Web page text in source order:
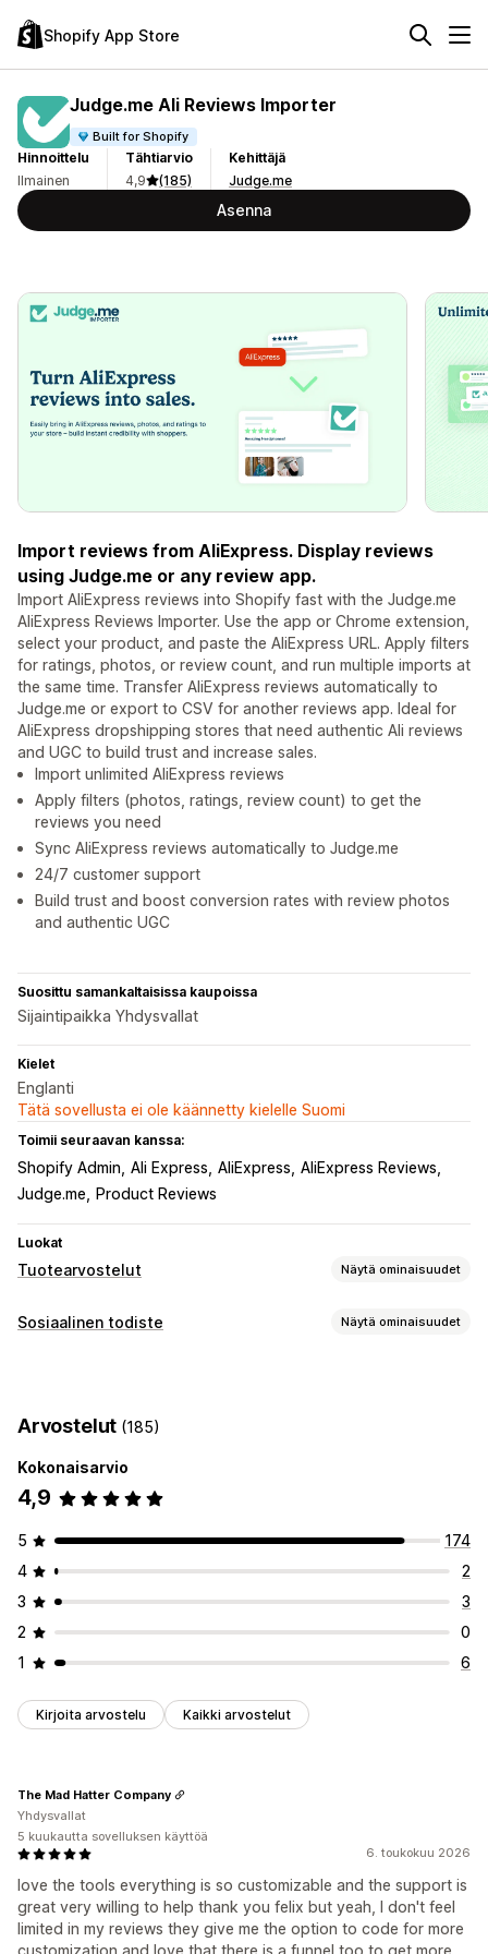
Shopify App Store
Judge.me Ali Reviews Importer
Built for Shopify
Hinnoittelu
Ilmainen
Tähtiarvio
4,9
(185)
Kehittäjä
Judge.me
Asenna
Import reviews from AliExpress. Display reviews
using Judge.me or any review app.
Import AliExpress reviews into Shopify fast with the Judge.me
AliExpress Reviews Importer. Use the app or Chrome extension,
select your product, and paste the AliExpress URL. Apply filters
for ratings, photos, or review count, and run multiple imports at
the same time. Transfer AliExpress reviews automatically to
Judge.me or export to CSV for another reviews app. Ideal for
AliExpress dropshipping stores that need authentic Ali reviews
and UGC to build trust and increase sales.
Import unlimited AliExpress reviews
Apply filters (photos, ratings, review count) to get the
reviews you need
Sync AliExpress reviews automatically to Judge.me
24/7 customer support
Build trust and boost conversion rates with review photos
and authentic UGC
Suosittu samankaltaisissa kaupoissa
Sijaintipaikka Yhdysvallat
Kielet
Englanti
Tätä sovellusta ei ole käännetty kielelle Suomi
Toimii seuraavan kanssa:
Shopify Admin Ali Express AliExpress AliExpress Reviews
Judge.me
Product Reviews
Luokat
Tuotearvostelut Näytä ominaisuudet
Näyttövaihtoehdot
Tuoteryhmittely Suodatus
Arvostelujen keräystavat
Tuonti ja vienti
Sosiaalinen todiste Näytä ominaisuudet
Arvostelut (185)
Kokonaisarvio
4,9
5
174
4
2
3
3
2
0
1
6
Kirjoita arvostelu Kaikki arvostelut
6. toukokuu 2026
love the tools everything is so customizable and the support is
great very willing to help thank you felix but yeah, I don't feel
limited in my reviews they give me the option to code for more
The Mad Hatter Company
Yhdysvallat
5 kuukautta sovelluksen käyttöä